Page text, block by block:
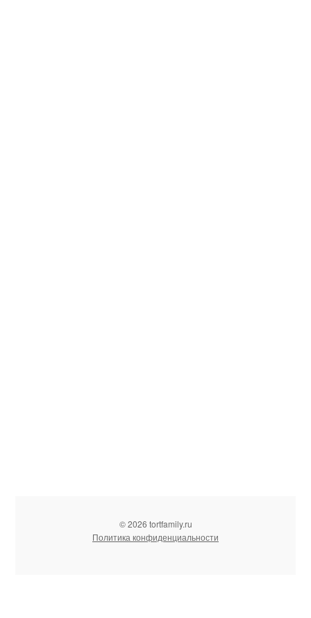
© 2026 tortfamily.ru
Политика конфиденциальности